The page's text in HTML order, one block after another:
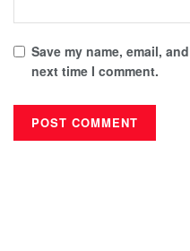
Save my name, email,
next time I comment.